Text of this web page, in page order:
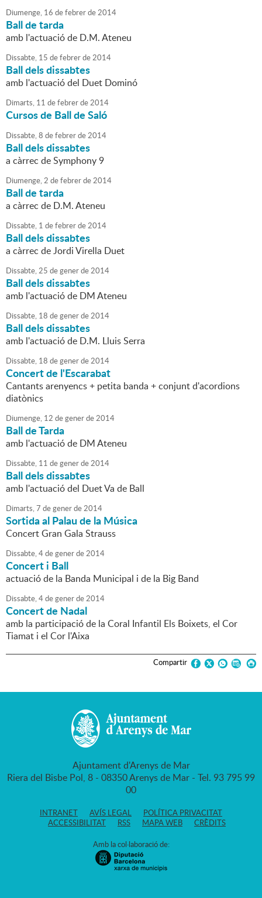
Diumenge, 16 defebrerde2014
Ball de tarda
amb l'actuació de D.M. Ateneu
Dissabte, 15 defebrerde2014
Ball dels dissabtes
amb l'actuació del Duet Dominó
Dimarts, 11 defebrerde2014
Cursos de Ball de Saló
Dissabte,8 defebrerde2014
Ball dels dissabtes
a càrrec de Symphony 9
Diumenge,2 defebrerde2014
Ball de tarda
a càrrec de D.M. Ateneu
Dissabte, 1 defebrerde2014
Ball dels dissabtes
a càrrec de Jordi Virella Duet
Dissabte,25 degenerde2014
Ball dels dissabtes
amb l'actuació de DM Ateneu
Dissabte, 18 degenerde2014
Ball dels dissabtes
amb l'actuació de D.M. Lluis Serra
Dissabte, 18 degenerde2014
Concert de l'Escarabat
Cantants arenyencs + petita banda + conjunt d'acordions
diatònics
Diumenge, 12 degenerde2014
Ball de Tarda
amb l'actuació de DM Ateneu
Dissabte, 11 degenerde2014
Ball dels dissabtes
amb l'actuació del Duet Va de Ball
Dimarts,7 degenerde2014
Sortida al Palau de la Música
Concert Gran Gala Strauss
Dissabte,4degenerde2014
Concert i Ball
actuació de la Banda Municipal i de la Big Band
Dissabte,4degenerde2014
Concert de Nadal
amb la participació de la Coral Infantil Els Boixets, el Cor
Tiamat i el Cor l'Aixa
Compartir
Ajuntament d'Arenys de Mar
Riera del Bisbe Pol, 8 - 08350 Arenys de Mar - Tel. 93 795 99
00
INTRANET AVÍS LEGAL
POLÍTICA PRIVACITAT
ACCESSIBILITAT
RSS MAPA WEB CRÈDITS
Amb la col·laboració de: